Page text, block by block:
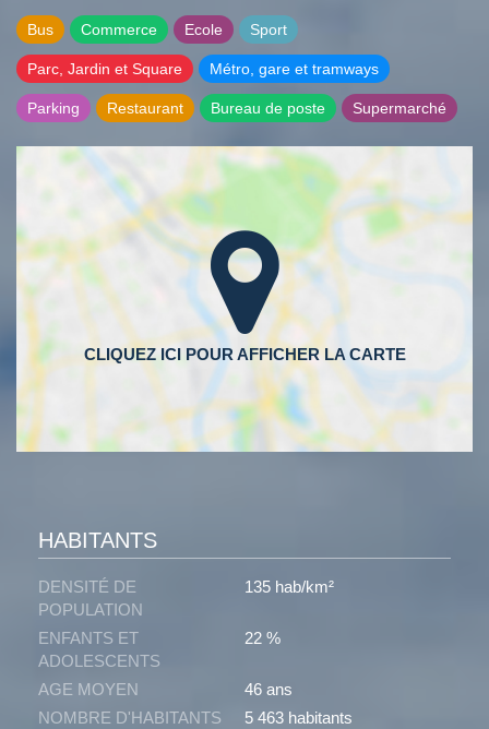
Bus Commerce Ecole Sport
Parc, Jardin et Square Métro, gare et tramways
Parking Restaurant Bureau de poste Supermarché
HABITANTS
DENSITÉ DE
POPULATION
135 hab/km²
ENFANTS ET
ADOLESCENTS
22 %
AGE MOYEN
46 ans
NOMBRE D'HABITANTS
5 463 habitants